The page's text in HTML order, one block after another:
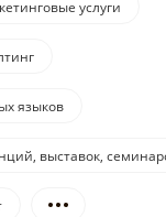
услуги
языков
выставок,